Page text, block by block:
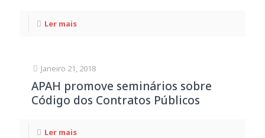
Ler mais
Janeiro 21, 2018
APAH promove seminários sobre
Código dos Contratos Públicos
Ler mais